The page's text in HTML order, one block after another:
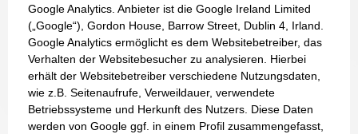
Google Analytics. Anbieter ist die Google Ireland Limited
(„Google“), Gordon House, Barrow Street, Dublin 4, Irland.
Google Analytics ermöglicht es dem Websitebetreiber, das
Verhalten der Websitebesucher zu analysieren. Hierbei
erhält der Websitebetreiber verschiedene Nutzungsdaten,
wie z.B. Seitenaufrufe, Verweildauer, verwendete
Betriebssysteme und Herkunft des Nutzers. Diese Daten
werden von Google ggf. in einem Profil zusammengefasst,